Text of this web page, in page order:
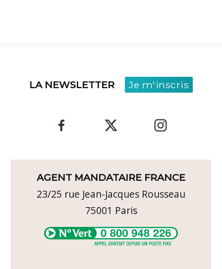
LA NEWSLETTER Je m'inscris
AGENT MANDATAIRE FRANCE
23/25 rue Jean-Jacques Rousseau
75001 Paris